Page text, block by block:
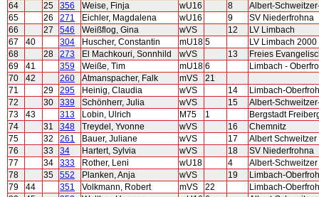
64
25 356 Weise, Finja wU16 8
Albert-
65
26 271 Eichler, Magdalena wU16 9
SV Niederfrohna
66
27 546 Weißflog, Gina wVS 12
LV Limbach
67
40 304 Huscher, Constantin mU18 5
LV Limbach 2000
68
28 273 El Machkouri, Sonnhild wVS 13
Freies
69
41 359 Weiße, Tim mU18 6
Limbach -
70
42 260 Atmanspacher, Falk mVS
21
71
29 295 Heinig, Claudia wVS 14
Limbach-
72
30 339 Schönherr, Julia wVS 15
Albert-
73
43 313 Lobin, Ulrich M75 1
Bergstadt
74
31 348 Treydel, Yvonne wVS 16
Chemnitz
75
32 261 Bauer, Juliane wVS 17
Albert
76
33 34 Hartert, Sylvia wVS 18
SV Niederfrohna
77
34 333 Rother, Leni wU18 4
Albert-
78
35 552 Planken, Anja wVS 19
Limbach-
79
44 351 Volkmann, Robert mVS 22
Limbach-